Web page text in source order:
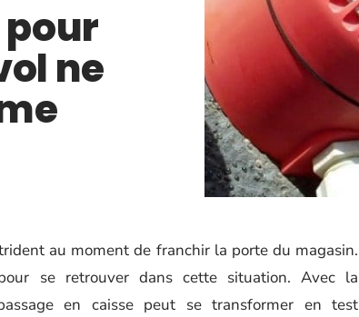
ne
au moment de franchir la porte du magasin.
se retrouver dans cette situation. Avec la
en caisse peut se transformer en test